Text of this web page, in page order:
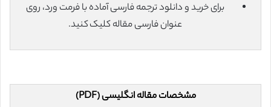
برای خرید و دانلود ترجمه فارسی آماده با فرمت ورد، روی
عنوان فارسی مقاله کلیک کنید.
مشخصات مقاله انگلیسی (PDF)